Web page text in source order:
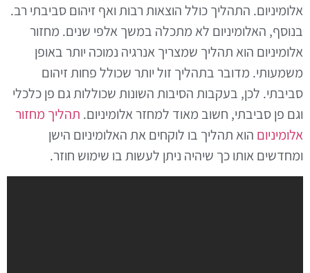
אלומיניום. התהליך כולל הוצאות רבות ואף זיהום סביבתי רב.
בנוסף, האלומיניום לא מתכלה במשך אלפי שנים. מחזור
אלומיניום הוא תהליך שמצריך אנרגיה נמוכה יותר באופן
משמעותי. מדובר בתהליך זול יותר שכולל פחות זיהום
סביבתי. לכן, בעקבות הסיבות השונות שכוללות גם פן כלכלי
וגם פן סביבתי, חשוב מאוד למחזר אלומיניום. תהליך מחזור
אלומיניום הוא תהליך בו לוקחים את האלומיניום הישן
ומחדשים אותו כך שיהיה ניתן לעשות בו שימוש חוזר.